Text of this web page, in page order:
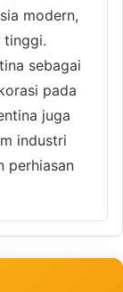
modern,
tinggi.
sebagai
pada
juga
industri
perhiasan